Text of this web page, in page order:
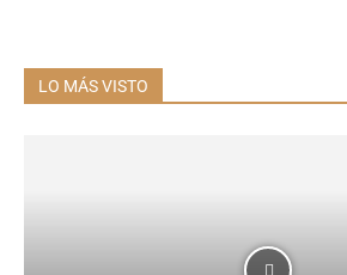
LO MÁS VISTO